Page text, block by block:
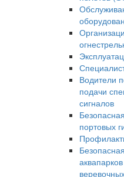
Водители
подачи
сигналов
портовых